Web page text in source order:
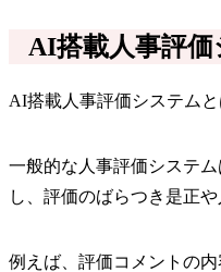
AI搭載人事評
AI搭載人事評価システムと
一般的な人事評価システ
し、評価のばらつき是正
例えば、評価コメントの